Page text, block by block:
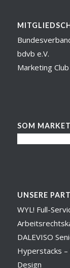
bdvb e.V.
Marketing
SOM
UNSERE
WYL! Full-
DALEVISO
Hyperstacks
Design